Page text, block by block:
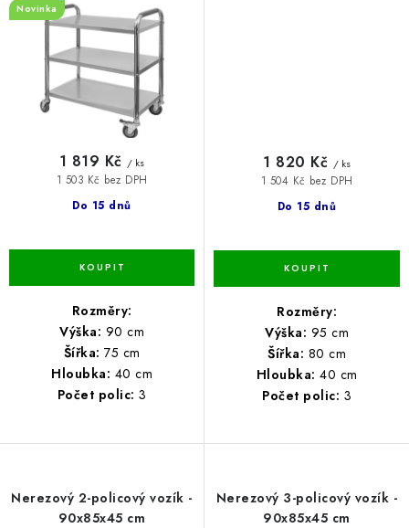
Novinka
Do 15 dnů
1 503 Kč bez DPH
1 819 Kč / ks
Rozměry:
Výška: 90 cm
Šířka: 75 cm
Hloubka: 40 cm
Počet polic: 3
Do 15 dnů
1 504 Kč bez DPH
1 820 Kč / ks
Rozměry:
Výška: 95 cm
Šířka: 80 cm
Hloubka: 40 cm
Počet polic: 3
Nerezový 2-policový vozík -
90x85x45 cm
Nerezový 3-policový vozík -
90x85x45 cm